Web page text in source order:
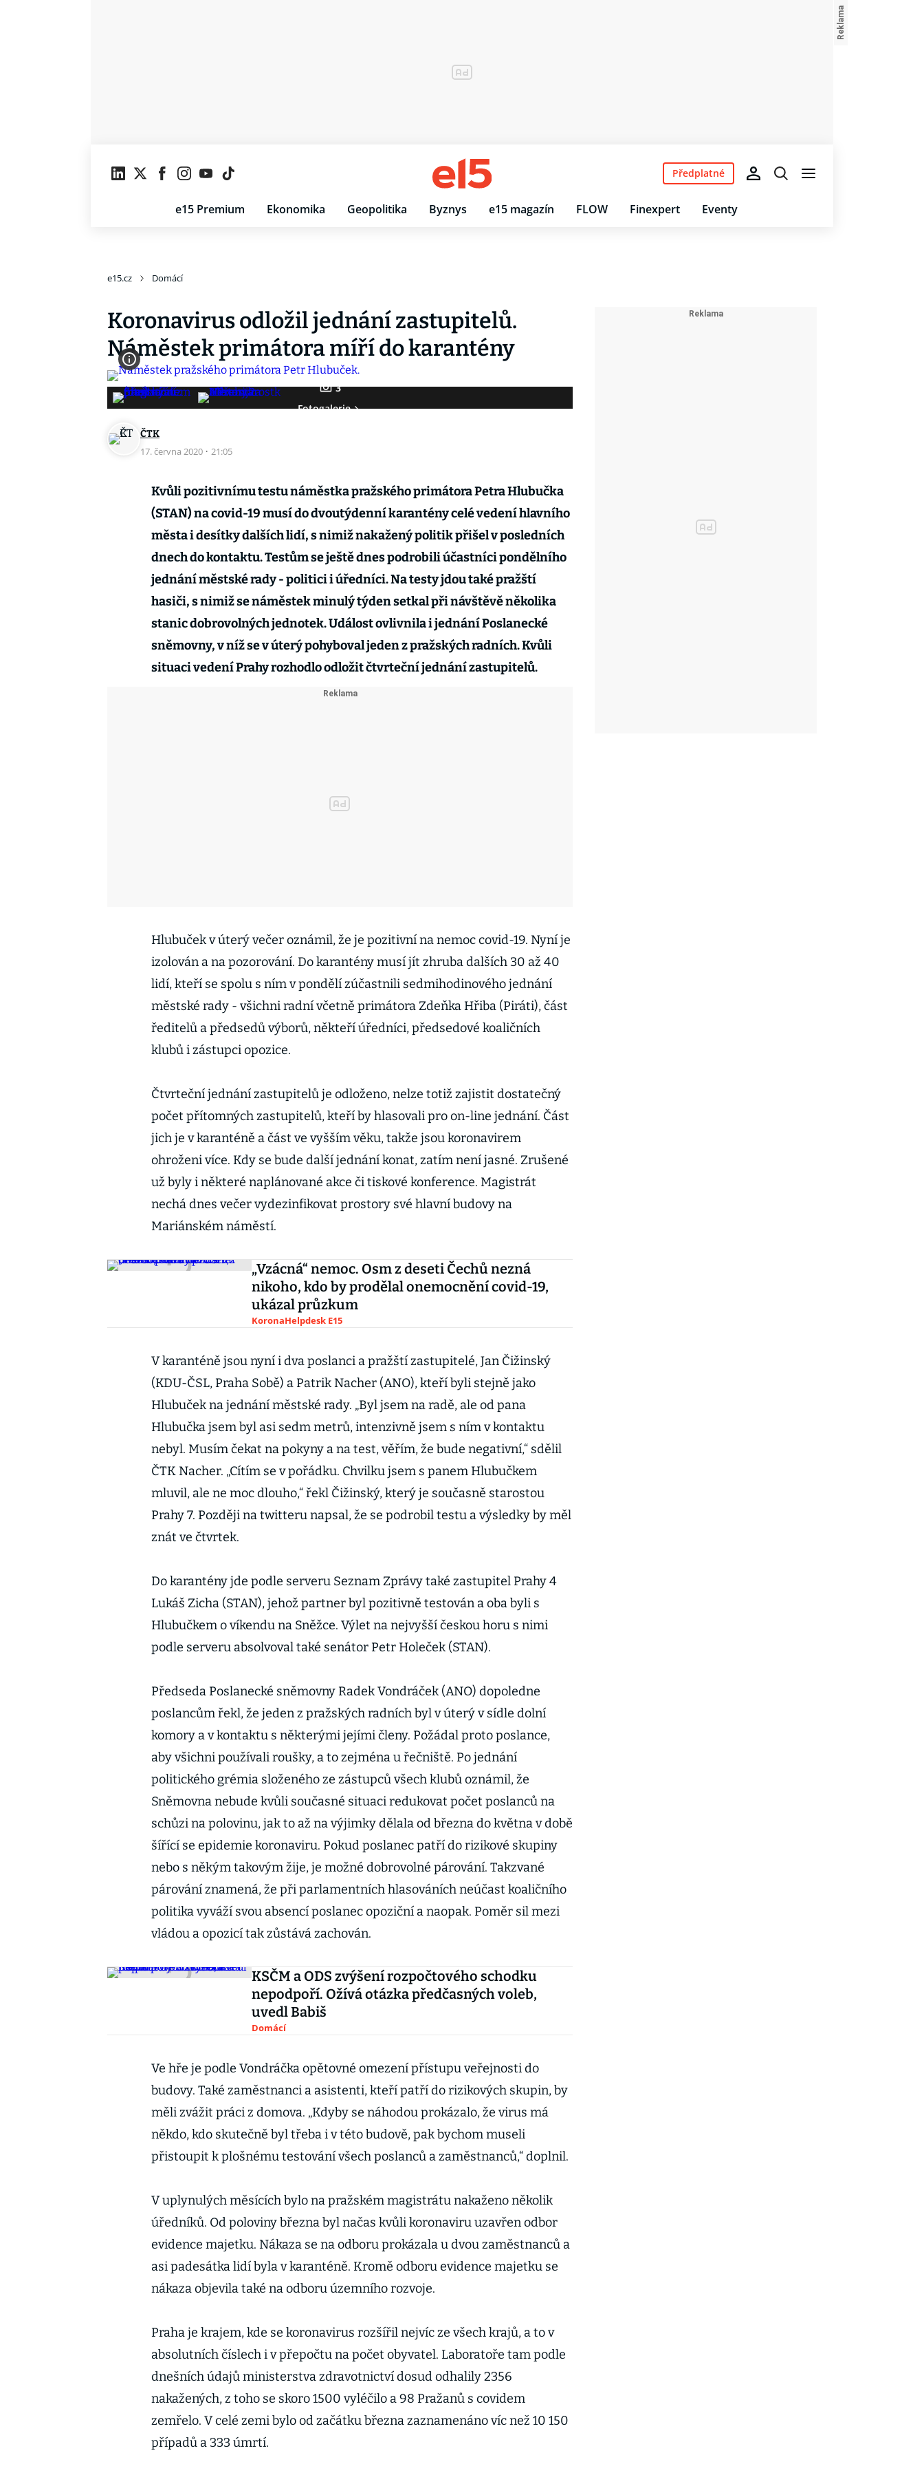
e15 Premium Ekonomika Geopolitika Byznys e15 magazín FLOW Finexpert Eventy
Předplatné
e15.cz Domácí
Koronavirus odložil jednání zastupitelů.
Náměstek primátora míří do karantény
3
Fotogalerie
ČTK
17. června 2020 · 21:05
Kvůli pozitivnímu testu náměstka pražského primátora Petra Hlubučka
(STAN) na covid-19 musí do dvoutýdenní karantény celé vedení hlavního
města i desítky dalších lidí, s nimiž nakažený politik přišel v posledních
dnech do kontaktu. Testům se ještě dnes podrobili účastníci pondělního
jednání městské rady - politici i úředníci. Na testy jdou také pražští
hasiči, s nimiž se náměstek minulý týden setkal při návštěvě několika
stanic dobrovolných jednotek. Událost ovlivnila i jednání Poslanecké
sněmovny, v níž se v úterý pohyboval jeden z pražských radních. Kvůli
situaci vedení Prahy rozhodlo odložit čtvrteční jednání zastupitelů.
Hlubuček v úterý večer oznámil, že je pozitivní na nemoc covid-19. Nyní je
izolován a na pozorování. Do karantény musí jít zhruba dalších 30 až 40
lidí, kteří se spolu s ním v pondělí zúčastnili sedmihodinového jednání
městské rady - všichni radní včetně primátora Zdeňka Hřiba (Piráti), část
ředitelů a předsedů výborů, někteří úředníci, předsedové koaličních
klubů i zástupci opozice.
Čtvrteční jednání zastupitelů je odloženo, nelze totiž zajistit dostatečný
počet přítomných zastupitelů, kteří by hlasovali pro on-line jednání. Část
jich je v karanténě a část ve vyšším věku, takže jsou koronavirem
ohroženi více. Kdy se bude další jednání konat, zatím není jasné. Zrušené
už byly i některé naplánované akce či tiskové konference. Magistrát
nechá dnes večer vydezinfikovat prostory své hlavní budovy na
Mariánském náměstí.
„Vzácná“ nemoc. Osm z deseti Čechů nezná
nikoho, kdo by prodělal onemocnění covid-19,
ukázal průzkum
KoronaHelpdesk E15
V karanténě jsou nyní i dva poslanci a pražští zastupitelé, Jan Čižinský
(KDU-ČSL, Praha Sobě) a Patrik Nacher (ANO), kteří byli stejně jako
Hlubuček na jednání městské rady. „Byl jsem na radě, ale od pana
Hlubučka jsem byl asi sedm metrů, intenzivně jsem s ním v kontaktu
nebyl. Musím čekat na pokyny a na test, věřím, že bude negativní,“ sdělil
ČTK Nacher. „Cítím se v pořádku. Chvilku jsem s panem Hlubučkem
mluvil, ale ne moc dlouho,“ řekl Čižinský, který je současně starostou
Prahy 7. Později na twitteru napsal, že se podrobil testu a výsledky by měl
znát ve čtvrtek.
Do karantény jde podle serveru Seznam Zprávy také zastupitel Prahy 4
Lukáš Zicha (STAN), jehož partner byl pozitivně testován a oba byli s
Hlubučkem o víkendu na Sněžce. Výlet na nejvyšší českou horu s nimi
podle serveru absolvoval také senátor Petr Holeček (STAN).
Předseda Poslanecké sněmovny Radek Vondráček (ANO) dopoledne
poslancům řekl, že jeden z pražských radních byl v úterý v sídle dolní
komory a v kontaktu s některými jejími členy. Požádal proto poslance,
aby všichni používali roušky, a to zejména u řečniště. Po jednání
politického grémia složeného ze zástupců všech klubů oznámil, že
Sněmovna nebude kvůli současné situaci redukovat počet poslanců na
schůzi na polovinu, jak to až na výjimky dělala od března do května v době
šířící se epidemie koronaviru. Pokud poslanec patří do rizikové skupiny
nebo s někým takovým žije, je možné dobrovolné párování. Takzvané
párování znamená, že při parlamentních hlasováních neúčast koaličního
politika vyváží svou absencí poslanec opoziční a naopak. Poměr sil mezi
vládou a opozicí tak zůstává zachován.
KSČM a ODS zvýšení rozpočtového schodku
nepodpoří. Ožívá otázka předčasných voleb,
uvedl Babiš
Domácí
Ve hře je podle Vondráčka opětovné omezení přístupu veřejnosti do
budovy. Také zaměstnanci a asistenti, kteří patří do rizikových skupin, by
měli zvážit práci z domova. „Kdyby se náhodou prokázalo, že virus má
někdo, kdo skutečně byl třeba i v této budově, pak bychom museli
přistoupit k plošnému testování všech poslanců a zaměstnanců,“ doplnil.
V uplynulých měsících bylo na pražském magistrátu nakaženo několik
úředníků. Od poloviny března byl načas kvůli koronaviru uzavřen odbor
evidence majetku. Nákaza se na odboru prokázala u dvou zaměstnanců a
asi padesátka lidí byla v karanténě. Kromě odboru evidence majetku se
nákaza objevila také na odboru územního rozvoje.
Praha je krajem, kde se koronavirus rozšířil nejvíc ze všech krajů, a to v
absolutních číslech i v přepočtu na počet obyvatel. Laboratoře tam podle
dnešních údajů ministerstva zdravotnictví dosud odhalily 2356
nakažených, z toho se skoro 1500 vyléčilo a 98 Pražanů s covidem
zemřelo. V celé zemi bylo od začátku března zaznamenáno víc než 10 150
případů a 333 úmrtí.